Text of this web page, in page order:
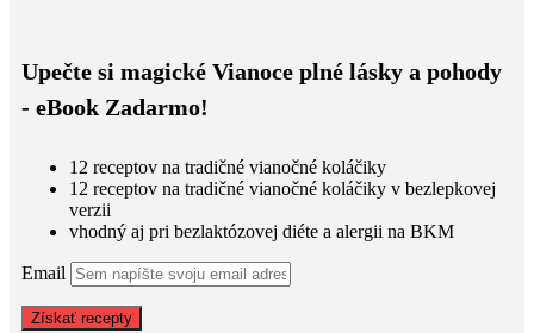
Upečte si magické Vianoce plné lásky a pohody
- eBook Zadarmo!
12 receptov na tradičné vianočné koláčiky
12 receptov na tradičné vianočné koláčiky v bezlepkovej
verzii
vhodný aj pri bezlaktózovej diéte a alergii na BKM
Email